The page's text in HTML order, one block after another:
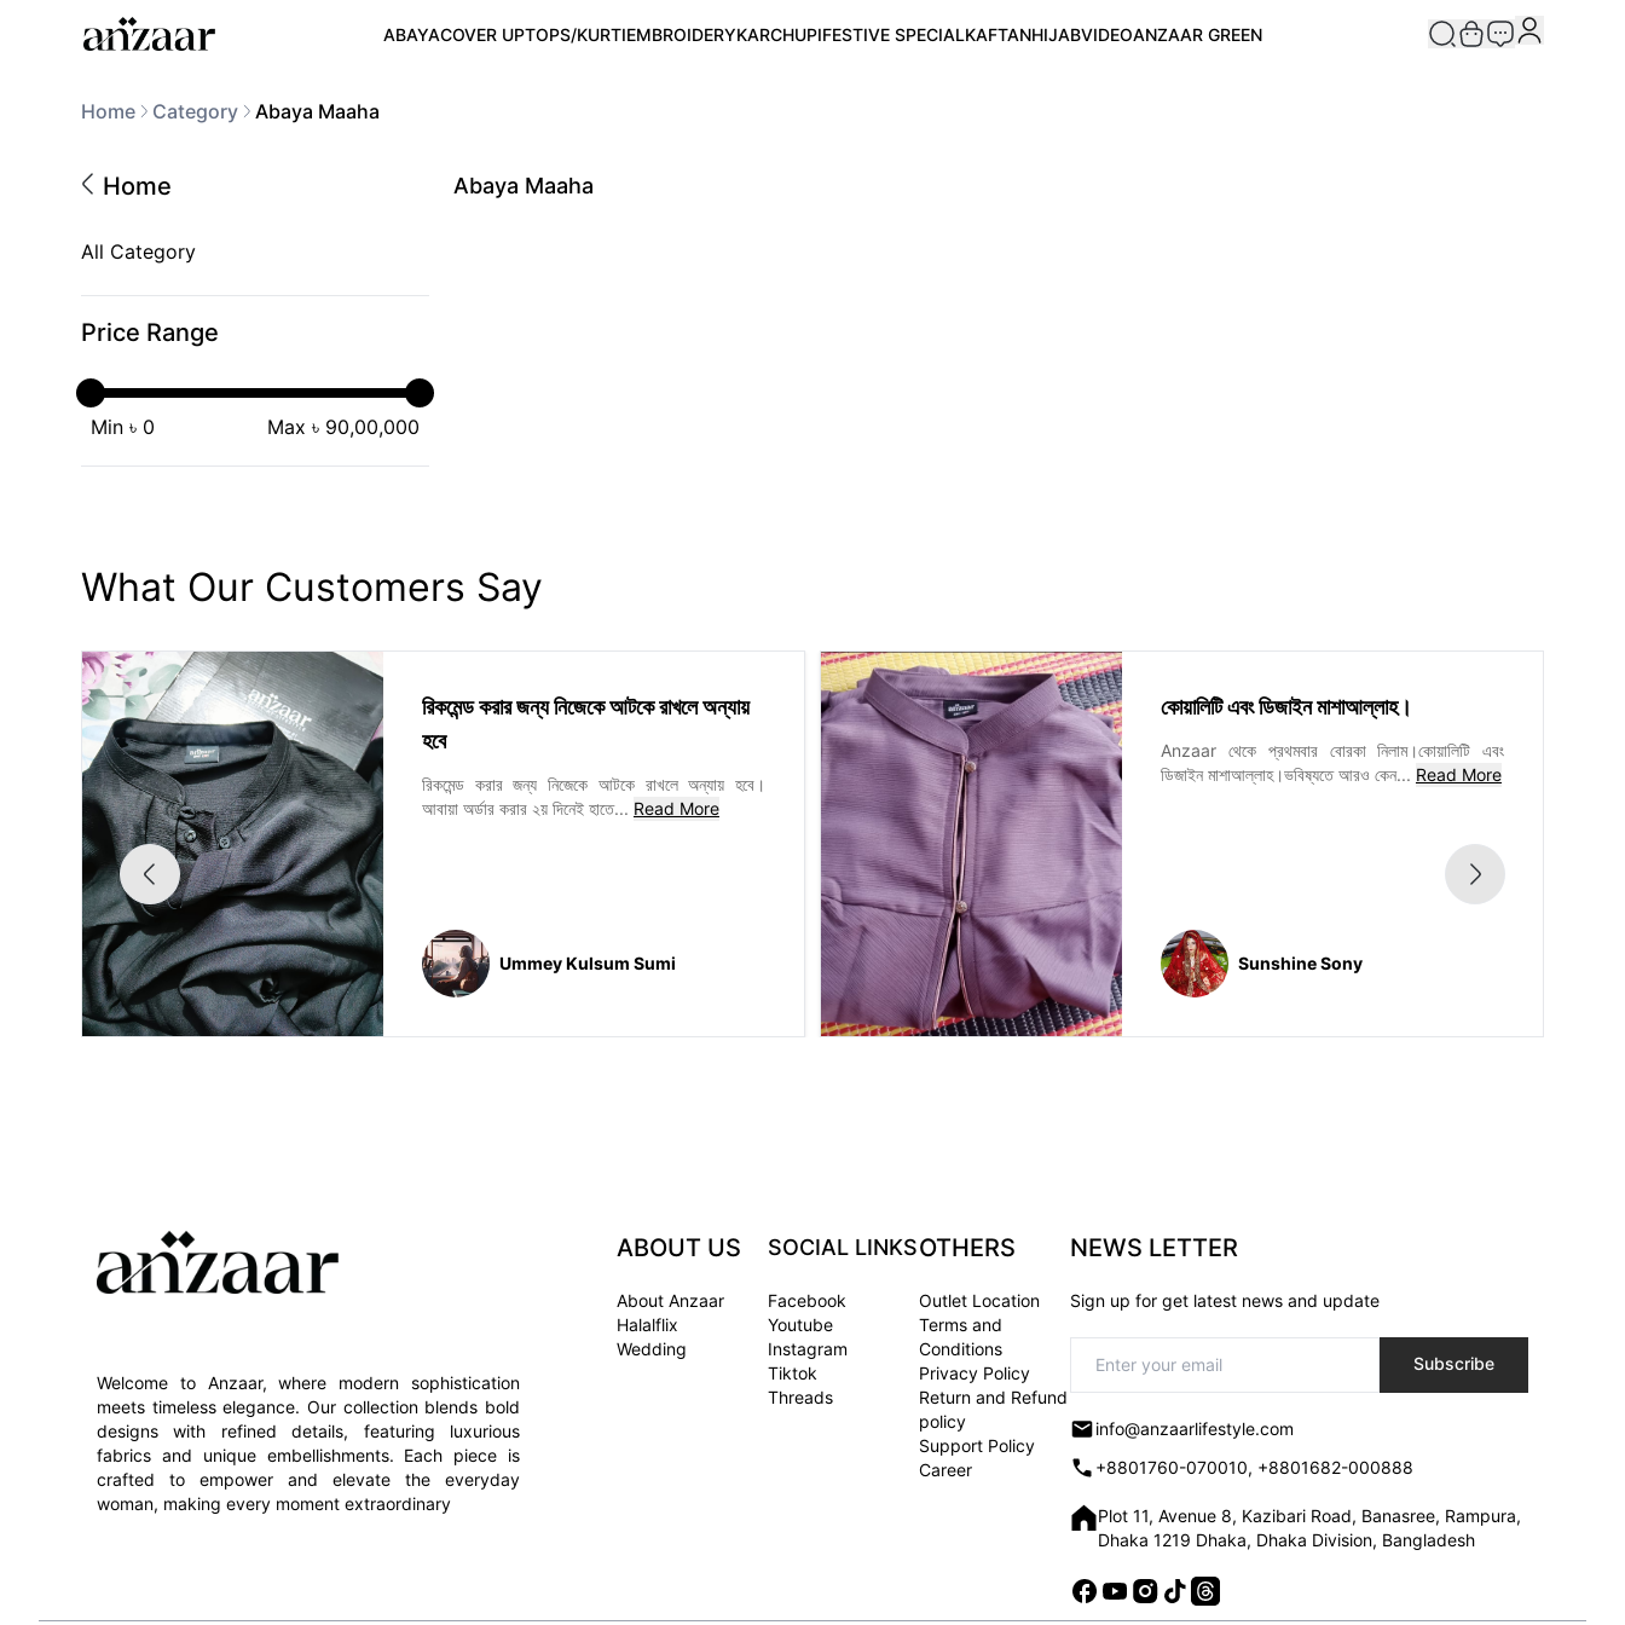
ABAYACOVER UPTOPS/KURTIEMBROIDERYKARCHUPIFESTIVE SPECIALKAFTANHIJABVIDEOANZAAR GREEN
Home Category Abaya Maaha
Home
All Category
Price Range
Min ৳ 0 Max ৳ 90,00,000
Abaya Maaha
What Our Customers Say
রিকমেন্ড করার জন্য নিজেকে আটকে রাখলে অন্যায়
হবে
রিকমেন্ড করার জন্য নিজেকে আটকে রাখলে অন্যায় হবে।
আবায়া অর্ডার করার ২য় দিনেই হাতে... Read More
Ummey Kulsum Sumi
কোয়ালিটি এবং ডিজাইন মাশাআল্লাহ।
Anzaar থেকে প্রথমবার বোরকা নিলাম।কোয়ালিটি এবং
ডিজাইন মাশাআল্লাহ।ভবিষ্যতে আরও কেন... Read More
Sunshine Sony
Welcome to Anzaar, where modern sophistication
meets timeless elegance. Our collection blends bold
designs with refined details, featuring luxurious
fabrics and unique embellishments. Each piece is
crafted to empower and elevate the everyday
woman, making every moment extraordinary
ABOUT US
About Anzaar
Halalflix
Wedding
SOCIAL LINKS
Facebook
Youtube
Instagram
Tiktok
Threads
OTHERS
Outlet Location
Terms and
Conditions
Privacy Policy
Return and Refund
policy
Support Policy
Career
NEWS LETTER
Sign up for get latest news and update
Subscribe
info@anzaarlifestyle.com
+8801760-070010, +8801682-000888
Plot 11, Avenue 8, Kazibari Road, Banasree, Rampura,
Dhaka 1219 Dhaka, Dhaka Division, Bangladesh